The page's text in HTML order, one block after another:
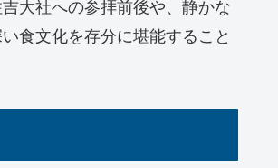
大社への参拝前後や、静かな
食文化を存分に堪能すること